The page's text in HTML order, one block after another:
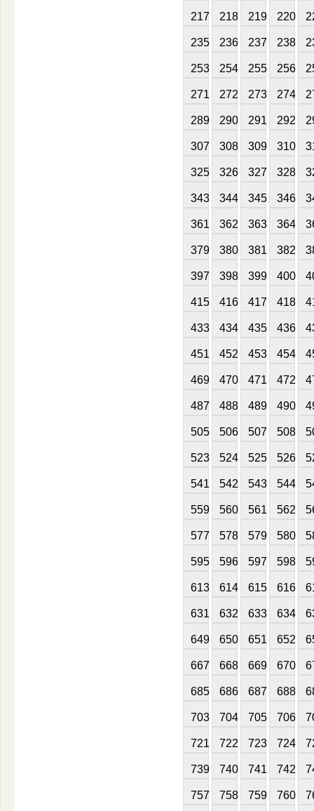
217 218 219 220
235 236 237 238
253 254 255 256
271 272 273 274
289 290 291 292
307 308 309 310
325 326 327 328
343 344 345 346
361 362 363 364
379 380 381 382
397 398 399 400
415 416 417 418
433 434 435 436
451 452 453 454
469 470 471 472
487 488 489 490
505 506 507 508
523 524 525 526
541 542 543 544
559 560 561 562
577 578 579 580
595 596 597 598
613 614 615 616
631 632 633 634
649 650 651 652
667 668 669 670
685 686 687 688
703 704 705 706
721 722 723 724
739 740 741 742
757 758 759 760